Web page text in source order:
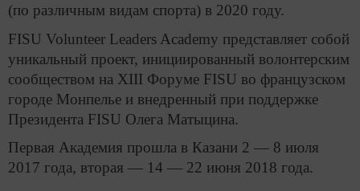
(по различным видам спорта) в 2020 году.
FISU Volunteer Leaders Academy представляет собой
уникальный проект, инициированный волонтерским
сообществом на XIII Форуме FISU во французском
городе Монпелье и внедренный при поддержке
Президента FISU Олега Матыцина.
Первая Академия прошла в Казани 2 — 8 июля
2017 года, вторая — 14 — 22 июня 2018 года.